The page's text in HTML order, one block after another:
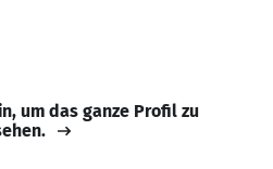
um das ganze Profil zu